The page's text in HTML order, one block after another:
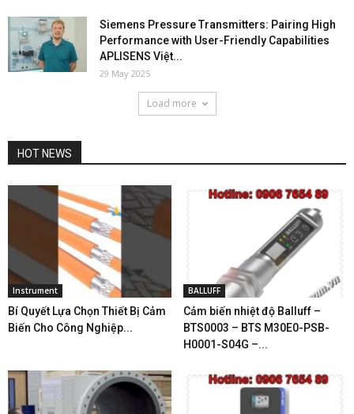
Siemens Pressure Transmitters: Pairing High
Performance with User-Friendly Capabilities
APLISENS Việt...
29 May 2025
Load more
HOT NEWS
Instrument
Bí Quyết Lựa Chọn Thiết Bị Cảm
Biến Cho Công Nghiệp...
BALLUFF
Cảm biến nhiệt độ Balluff –
BTS0003 – BTS M30E0-PSB-
H0001-S04G –...